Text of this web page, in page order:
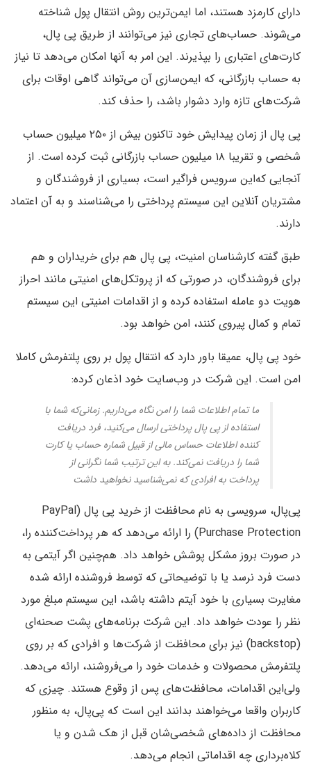
دارای کارمزد هستند، اما‌ ایمن‌ترین روش انتقال پول شناخته
می‌شوند. حساب‌های تجاری نیز می‌توانند از طریق پی پال،
کارت‌های اعتباری را بپذیرند.‌ این امر به آنها امکان می‌دهد تا نیاز
به حساب بازرگانی، که‌ ایمن‌سازی آن می‌تواند گاهی اوقات برای
شرکت‌های تازه وارد دشوار باشد، را حذف کند.
پی پال از زمان پیدایش خود تاکنون بیش از ۲۵۰ میلیون حساب
شخصی و تقریبا ۱۸ میلیون حساب بازرگانی ثبت کرده است. از
آنجایی که‌این سرویس فراگیر است، بسیاری از فروشندگان و
مشتریان آنلاین این سیستم پرداختی را می‌شناسند و به آن اعتماد
دارند.
طبق گفته کارشناسان امنیت، پی پال هم برای خریداران و هم
برای فروشندگان، در صورتی که از پروتکل‌های امنیتی مانند احراز
هویت دو عامله استفاده کرده و از اقدامات امنیتی این سیستم
تمام و کمال پیروی کنند، امن خواهد بود.
خود پی پال، عمیقا باور دارد که انتقال پول بر روی پلتفرمش کاملا
امن است.‌ این شرکت در وب‌سایت خود اذعان کرده:
ما تمام اطلاعات شما را امن نگاه می‌داریم. زمانی‌که شما با
استفاده از پی پال پرداختی ارسال می‌کنید، فرد دریافت
کننده اطلاعات حساس مالی از قبیل شماره حساب یا کارت
شما را دریافت نمی‌کند. به این ترتیب شما نگرانی از
پرداخت به افرادی که نمی‌شناسید نخواهید داشت
پی‌پال، سرویسی به نام محافظت از خرید پی پال (PayPal
Purchase Protection) را ارائه می‌دهد که هر پرداخت‌کننده را،
در صورت بروز مشکل پوشش خواهد داد. هم‌چنین اگر آیتمی به
دست فرد نرسد یا با توضیحاتی که توسط فروشنده ارائه شده
مغایرت بسیاری با خود آیتم داشته باشد، این سیستم مبلغ مورد
نظر را عودت خواهد داد.‌ این شرکت برنامه‌های پشت صحنه‌ای
(backstop) نیز برای محافظت از شرکت‌ها و افرادی که بر روی
پلتفرمش محصولات و خدمات خود را می‌فروشند، ارائه می‌دهد.
ولی‌این اقدامات، محافظت‌های پس از وقوع هستند. چیزی که
کاربران واقعا می‌خواهند بدانند‌ این است که پی‌پال، به منظور
محافظت از داده‌های شخصی‌شان قبل از هک شدن و یا
کلاه‌برداری چه اقداماتی انجام می‌دهد.